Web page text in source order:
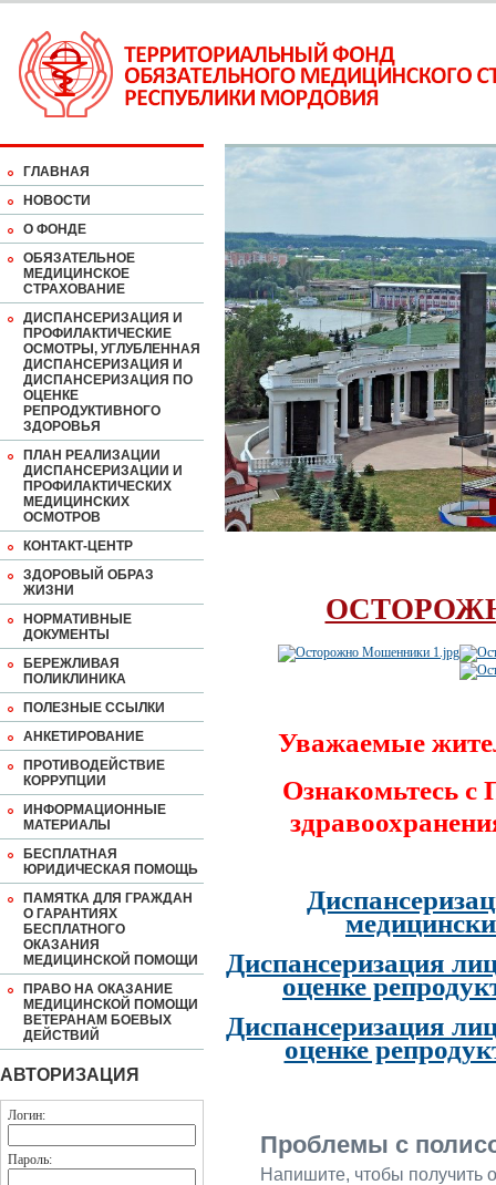
ГЛАВНАЯ
НОВОСТИ
О ФОНДЕ
ОБЯЗАТЕЛЬНОЕ
МЕДИЦИНСКОЕ
СТРАХОВАНИЕ
ДИСПАНСЕРИЗАЦИЯ И
ПРОФИЛАКТИЧЕСКИЕ
ОСМОТРЫ, УГЛУБЛЕННАЯ
ДИСПАНСЕРИЗАЦИЯ И
ДИСПАНСЕРИЗАЦИЯ ПО
ОЦЕНКЕ
РЕПРОДУКТИВНОГО
ЗДОРОВЬЯ
ПЛАН РЕАЛИЗАЦИИ
ДИСПАНСЕРИЗАЦИИ И
ПРОФИЛАКТИЧЕСКИХ
МЕДИЦИНСКИХ
ОСМОТРОВ
КОНТАКТ-ЦЕНТР
ЗДОРОВЫЙ ОБРАЗ
ЖИЗНИ
НОРМАТИВНЫЕ
ДОКУМЕНТЫ
БЕРЕЖЛИВАЯ
ПОЛИКЛИНИКА
ПОЛЕЗНЫЕ ССЫЛКИ
АНКЕТИРОВАНИЕ
ПРОТИВОДЕЙСТВИЕ
КОРРУПЦИИ
ИНФОРМАЦИОННЫЕ
МАТЕРИАЛЫ
БЕСПЛАТНАЯ
ЮРИДИЧЕСКАЯ ПОМОЩЬ
ПАМЯТКА ДЛЯ ГРАЖДАН
О ГАРАНТИЯХ
БЕСПЛАТНОГО
ОКАЗАНИЯ
МЕДИЦИНСКОЙ ПОМОЩИ
ПРАВО НА ОКАЗАНИЕ
МЕДИЦИНСКОЙ ПОМОЩИ
ВЕТЕРАНАМ БОЕВЫХ
ДЕЙСТВИЙ
АВТОРИЗАЦИЯ
Логин:
Пароль:
Уважаемые
Ознакомьтесь
Диспансеризация
оценке
Диспансеризация
оценке
Проблемы с
Напишите, чтобы получить